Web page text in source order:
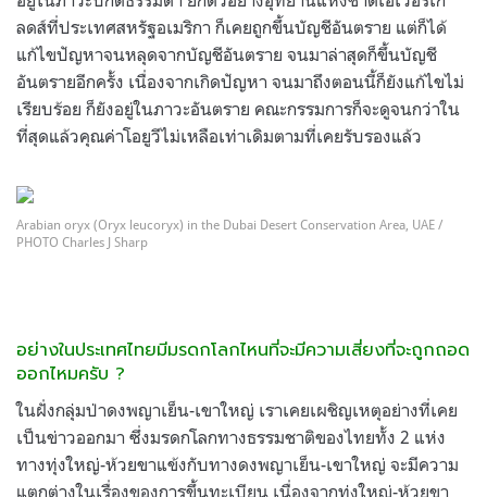
ลดส์ที่ประเทศสหรัฐอเมริกา ก็เคยถูกขึ้นบัญชีอันตราย แต่ก็ได้
แก้ไขปัญหาจนหลุดจากบัญชีอันตราย จนมาล่าสุดก็ขึ้นบัญชี
อันตรายอีกครั้ง เนื่องจากเกิดปัญหา จนมาถึงตอนนี้ก็ยังแก้ไขไม่
เรียบร้อย ก็ยังอยู่ในภาวะอันตราย คณะกรรมการก็จะดูจนกว่าใน
ที่สุดแล้วคุณค่าโอยูวีไม่เหลือเท่าเดิมตามที่เคยรับรองแล้ว
Arabian oryx (Oryx leucoryx) in the Dubai Desert Conservation Area, UAE /
PHOTO Charles J Sharp
อย่างในประเทศไทยมีมรดกโลกไหนที่จะมีความเสี่ยงที่จะถูกถอด
ออกไหมครับ ?
ในฝั่งกลุ่มป่าดงพญาเย็น-เขาใหญ่ เราเคยเผชิญเหตุอย่างที่เคย
เป็นข่าวออกมา ซึ่งมรดกโลกทางธรรมชาติของไทยทั้ง 2 แห่ง
ทางทุ่งใหญ่-ห้วยขาแข้งกับทางดงพญาเย็น-เขาใหญ่ จะมีความ
แตกต่างในเรื่องของการขึ้นทะเบียน เนื่องจากทุ่งใหญ่-ห้วยขา